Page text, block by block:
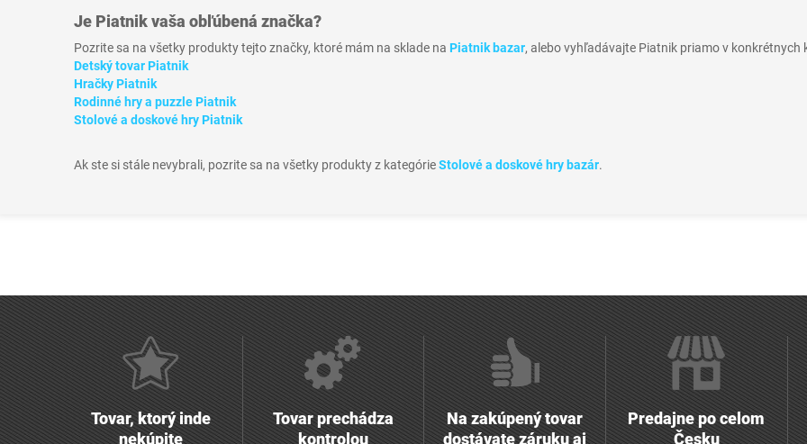
Je Piatnikvaša obľúbená značka?
Pozrite sa na všetky produkty tejto značky, ktoré mám na sklade na Piatnik bazar, alebo vyhľadávajte Piatnik priamo v konkrétnych
Detský tovar Piatnik
Hračky Piatnik
Rodinné hry a puzzle Piatnik
Stolové a doskové hry Piatnik
Ak ste si stále nevybrali, pozrite sa na všetky produkty z kategórieStolové a doskové hry bazár.
Tovar, ktorý inde
nekúpite
Tovar prechádza
kontrolou
Na zakúpený tovar
dostávate záruku aj
Predajne po celom
Česku